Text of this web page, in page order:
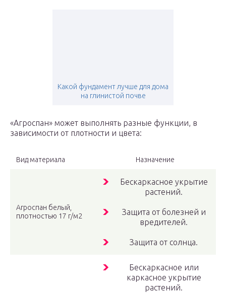
Какой фундамент лучше для дома
на глинистой почве
«Агроспан» может выполнять разные функции, в
зависимости от плотности и цвета:
Вид материала Назначение
Агроспан белый,
плотностью 17 г/м2
Бескаркасное укрытие
растений.
Защита от болезней и
вредителей.
Защита от солнца.
Бескаркасное или
каркасное укрытие
растений.